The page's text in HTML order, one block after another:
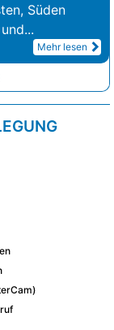
Süden
...
Mehr lesen